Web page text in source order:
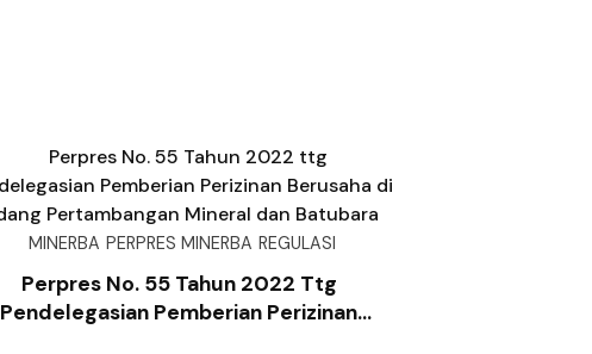
MINERBA PERPRES MINERBA REGULASI
Perpres No. 55 Tahun 2022 Ttg
Pendelegasian Pemberian Perizinan